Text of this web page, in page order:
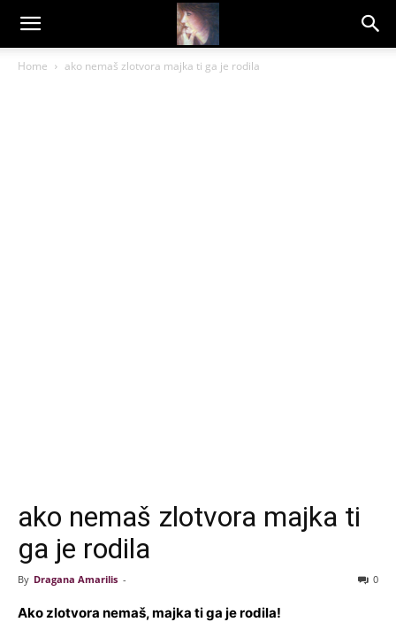
Dragana
Home ako nemaš zlotvora majka ti ga je rodila
ako nemaš zlotvora majka ti
ga je rodila
By Dragana Amarilis - 0
Ako zlotvora nemaš, majka ti ga je rodila!